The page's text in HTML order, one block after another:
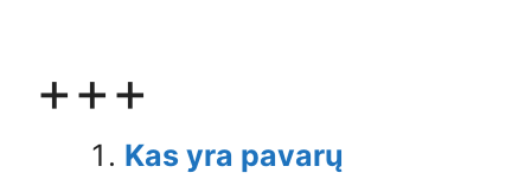
+++
Kas yra pavarų